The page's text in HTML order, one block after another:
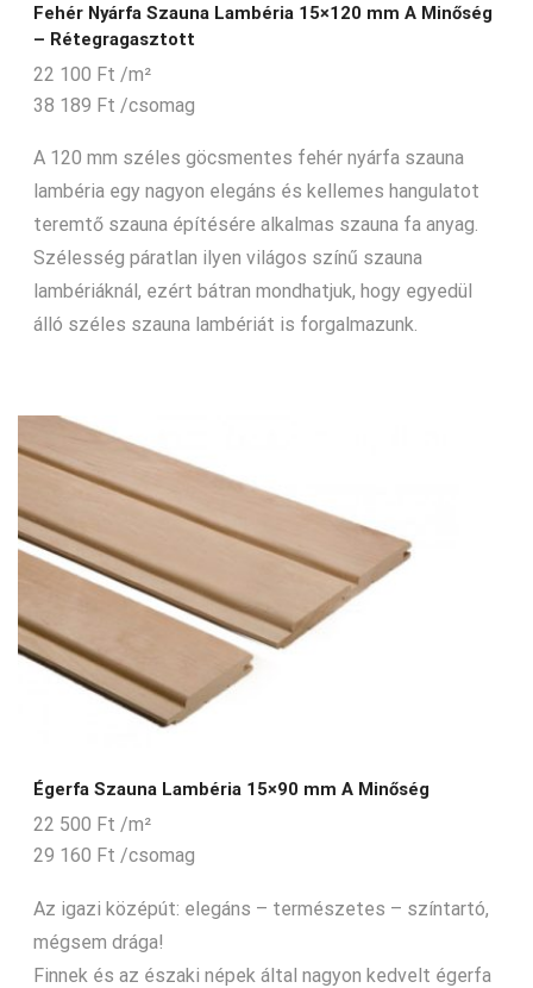
Fehér Nyárfa Szauna Lambéria 15×120 mm A Minőség
– Rétegragasztott
22 100 Ft /m²
38 189 Ft /csomag
A 120 mm széles göcsmentes fehér nyárfa szauna
lambéria egy nagyon elegáns és kellemes hangulatot
teremtő szauna építésére alkalmas szauna fa anyag.
Szélesség páratlan ilyen világos színű szauna
lambériáknál, ezért bátran mondhatjuk, hogy egyedül
álló széles szauna lambériát is forgalmazunk.
Égerfa Szauna Lambéria 15×90 mm A Minőség
22 500 Ft /m²
29 160 Ft /csomag
Az igazi középút: elegáns – természetes – színtartó,
mégsem drága!
Finnek és az északi népek által nagyon kedvelt égerfa